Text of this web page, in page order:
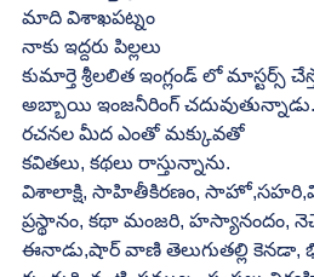
మాది విశాఖపట్నం
నాకు ఇద్దరు పిల్లలు
కుమార్తె శ్రీలలిత ఇంగ్లండ్ లో మాస్టర్స్
అబ్బాయి ఇంజనీరింగ్ చదువుతున్నాడు.
రచనల మీద ఎంతో మక్కువతో
కవితలు, కథలు రాస్తున్నాను.
విశాలాక్షి, సాహితీకిరణం,
ప్రస్థానం, కథా మంజరి, హస్యానందం,
ఈనాడు,షార్ వాణి తెలుగుతల్లి